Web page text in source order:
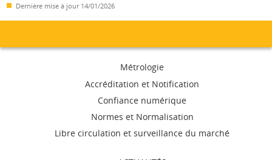
Dernière mise à jour 14/01/2026
navigation
Métrologie
Accréditation et Notification
Confiance numérique
Normes et Normalisation
Libre circulation et surveillance du marché